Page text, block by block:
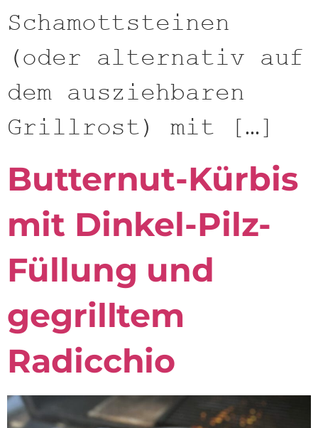
Schamottsteinen
(oder alternativ auf
dem ausziehbaren
Grillrost) mit […]
Butternut-Kürbis
mit Dinkel-Pilz-
Füllung und
gegrilltem
Radicchio